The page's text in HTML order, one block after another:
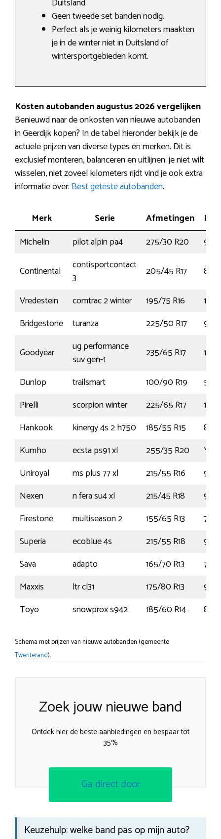
Duitsland.
Geen tweede set banden nodig.
Perfect als je weinig kilometers maakten
je in de winter niet in Duitsland of
wintersportgebieden komt.
Kosten autobanden augustus 2026 vergelijken
Benieuwd naar de onkosten van nieuwe autobanden
in Geerdijk kopen? In de tabel hieronder bekijk je de
actuele prijzen van diverse types en merken. Dit is
exclusief monteren, balanceren en uitlijnen. je niet wilt
wisselen, niet zoveel kilometers rijdt vind je ook extra
informatie over: Best geteste autobanden.
Merk Serie Afmetingen
Michelin
pilot alpin pa4 275/30 R20
97W
Continental
contisportcontact
3
205/45 R17
84V
Vredestein
comtrac 2 winter 195/75 R16
107R
Bridgestone
turanza 225/50 R17
98Y
Goodyear
ug performance
suv gen-1
235/65 R17
Dunlop
trailsmart 100/90 R19
57H
Pirelli
scorpion winter 225/65 R17
102T
Hankook
kinergy 4s 2 h750 185/55 R15
86H
Kumho
ecsta ps91 xl 255/35 R20
YY
Uniroyal
ms plus 77 xl 215/55 R16
97H
Nexen
n fera su4 xl 215/45 R18
93W
Firestone
multiseason 2 155/65 R13
73T
Superia
ecoblue 4s 215/55 R18
99V
Sava
adapto 165/70 R13
79T
Maxxis
ltr cl31 175/80 R13
97N
Toyo
snowprox s942 185/60 R14 82H
Schema met prijzen van nieuwe autobanden (gemeente
Twenterand).
Zoek jouw nieuwe band
Ontdek hier de beste aanbiedingen en bespaar tot
35%
Ga direct door
Keuzehulp: welke band pas op mijn auto?